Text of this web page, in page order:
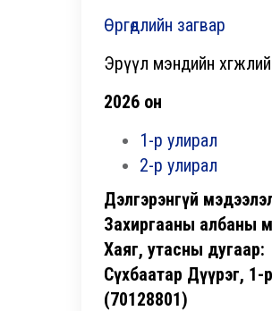
Өргөдлийн загвар
Эрүүл мэндийн
2026 он
1-р улирал
2-р улирал
Дэлгэрэнгүй
Захиргааны албаны
Хаяг, утасны дугаар:
Сүхбаатар Дүүрэг,
(70128801)